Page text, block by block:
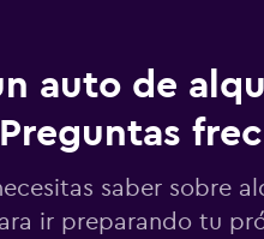
Ver precios
auto de
saber sobre
ir preparando tu